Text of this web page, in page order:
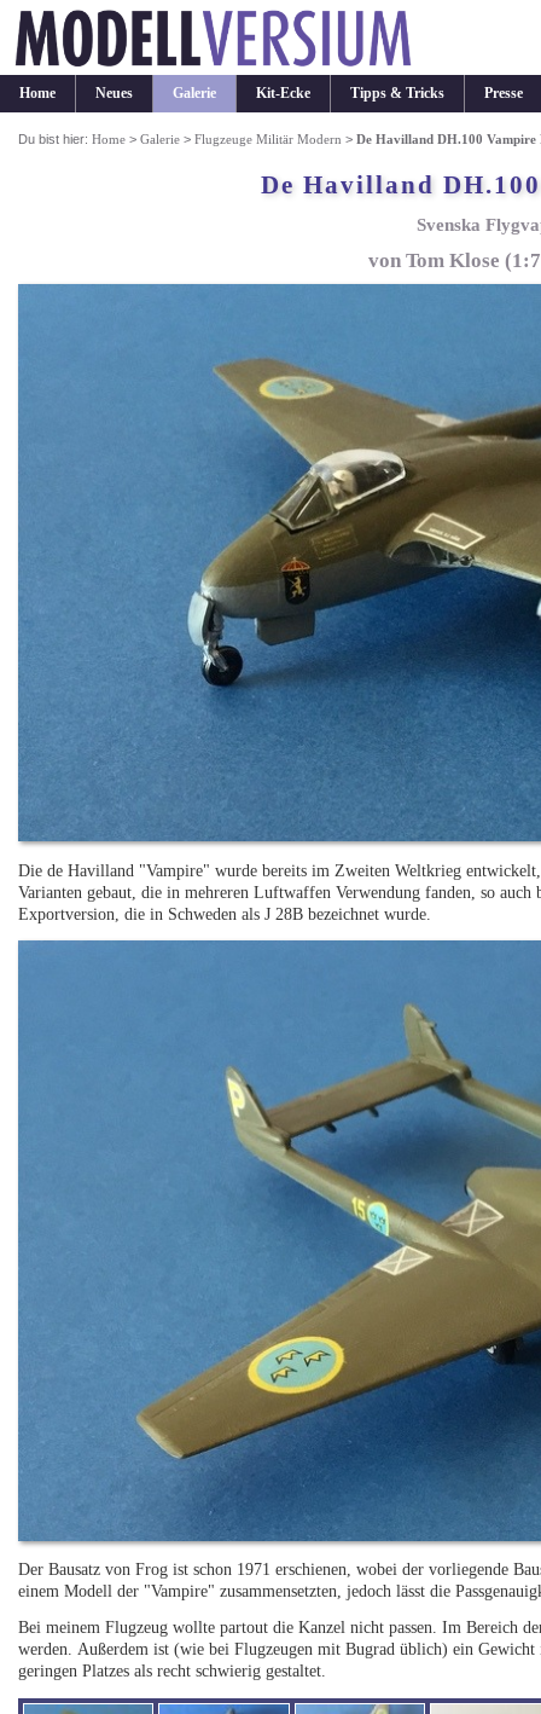
Home Neues Galerie Kit-Ecke Tipps & Tricks Presse
Du bist hier:Home >Galerie >Flugzeuge Militär Modern >De Havilland DH.100 Vampire
De Havilland
Svenska
von Tom Klose
Die de Havilland "Vampire" wurde bereits im Zweiten Weltkrieg
Varianten gebaut, die in mehreren Luftwaffen Verwendung fanden, so
Exportversion, die in Schweden als J 28B bezeichnet wurde.
Der Bausatz von Frog ist schon 1971 erschienen, wobei der vorliegende
einem Modell der "Vampire" zusammensetzten, jedoch lässt die
Bei meinem Flugzeug wollte partout die Kanzel nicht passen. Im Bereich
werden. Außerdem ist (wie bei Flugzeugen mit Bugrad üblich) ein
geringen Platzes als recht schwierig gestaltet.